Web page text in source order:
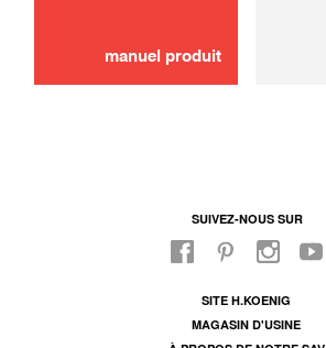
manuel produit
SUIVEZ-NOUS SUR
SITE H.KOENIG
MAGASIN D'USINE